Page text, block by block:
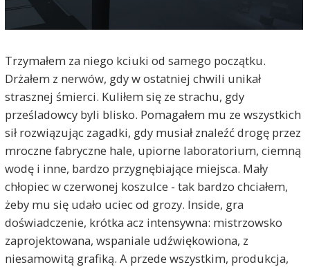
Trzymałem za niego kciuki od samego początku.
Drżałem z nerwów, gdy w ostatniej chwili unikał
strasznej śmierci. Kuliłem się ze strachu, gdy
prześladowcy byli blisko. Pomagałem mu ze wszystkich
sił rozwiązując zagadki, gdy musiał znaleźć drogę przez
mroczne fabryczne hale, upiorne laboratorium, ciemną
wodę i inne, bardzo przygnębiające miejsca. Mały
chłopiec w czerwonej koszulce - tak bardzo chciałem,
żeby mu się udało uciec od grozy. Inside, gra
doświadczenie, krótka acz intensywna: mistrzowsko
zaprojektowana, wspaniale udźwiękowiona, z
niesamowitą grafiką. A przede wszystkim, produkcja,